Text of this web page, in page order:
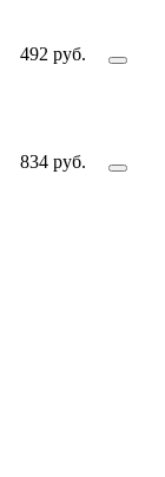
492 руб.
834 руб.